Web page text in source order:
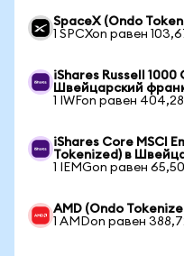
SpaceX (Ondo
1 SPCXon равен
iShares Russell 1000
Швейцарский
1 IWFon равен
iShares Core MSCI
Tokenized) в
1 IEMGon равен
AMD (Ondo
1 AMDon равен